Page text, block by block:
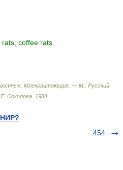
coffee rats
Млекопитающие. — М.: Русский
Соколова 1984
454